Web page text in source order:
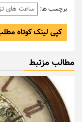
برچسب ها: ساعت های
کپی لینک کوتاه
مطالب مزتبط